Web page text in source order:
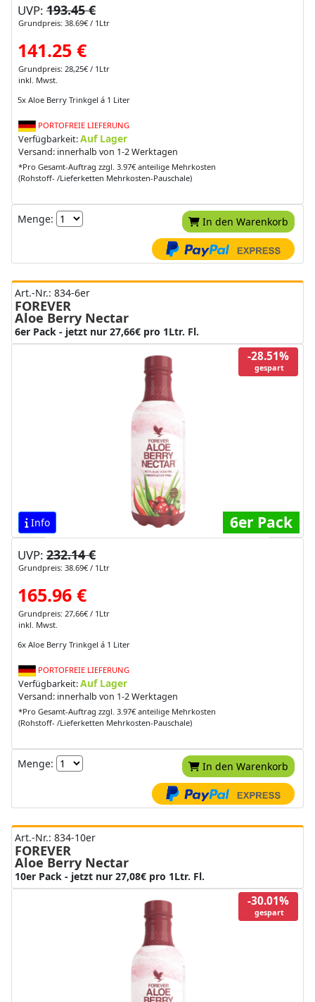
UVP: 193.45 €
Grundpreis: 38.69€ / 1Ltr
141.25 €
Grundpreis: 28,25€ / 1Ltr
inkl. Mwst.
5x Aloe Berry Trinkgel á 1 Liter
PORTOFREIE LIEFERUNG
Verfügbarkeit:Auf Lager
Versand: innerhalb von 1-2 Werktagen
*Pro Gesamt-Auftrag zzgl. 3.97€ anteilige Mehrkosten
(Rohstoff- /Lieferketten Mehrkosten-Pauschale)
Menge: In den Warenkorb
Art.-Nr.: 834-6er
FOREVER
Aloe Berry Nectar
6er Pack - jetzt nur 27,66€ pro 1Ltr. Fl.
-28.51%
gespart
Info 6er Pack
UVP: 232.14 €
Grundpreis: 38.69€ / 1Ltr
165.96 €
Grundpreis: 27,66€ / 1Ltr
inkl. Mwst.
6x Aloe Berry Trinkgel á 1 Liter
PORTOFREIE LIEFERUNG
Verfügbarkeit:Auf Lager
Versand: innerhalb von 1-2 Werktagen
*Pro Gesamt-Auftrag zzgl. 3.97€ anteilige Mehrkosten
(Rohstoff- /Lieferketten Mehrkosten-Pauschale)
Menge: In den Warenkorb
Art.-Nr.: 834-10er
FOREVER
Aloe Berry Nectar
10er Pack - jetzt nur 27,08€ pro 1Ltr. Fl.
-30.01%
gespart